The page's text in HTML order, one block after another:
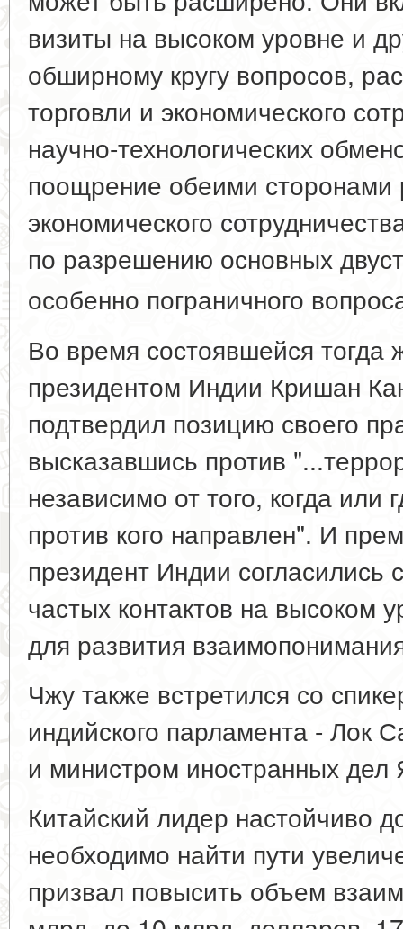
визиты на высоком уровне и
обширному кругу вопросов,
торговли и экономического
научно-технологических
поощрение обеими сторонами
экономического
по разрешению основных
особенно пограничного
Во время состоявшейся тогда
президентом Индии Кришан
подтвердил позицию своего
высказавшись против
независимо от того, когда или
против кого направлен". И
президент Индии
частых контактов на высоком
для развития
Чжу также встретился со
индийского парламента - Лок
и министром иностранных дел
Китайский лидер настойчиво
необходимо найти пути
призвал повысить объем